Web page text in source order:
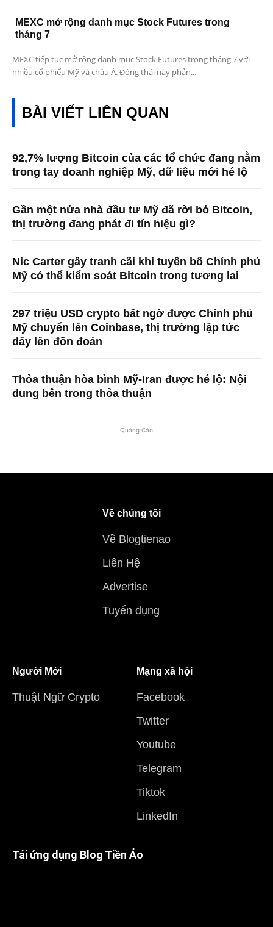
MEXC mở rộng danh mục Stock Futures trong
tháng 7
MEXC tiếp tục mở rộng danh mục Stock Futures trong tháng 7 với
nhiều cổ phiếu Mỹ và châu Á. Động thái này phản...
BÀI VIẾT LIÊN QUAN
92,7% lượng Bitcoin của các tổ chức đang nằm
trong tay doanh nghiệp Mỹ, dữ liệu mới hé lộ
Gần một nửa nhà đầu tư Mỹ đã rời bỏ Bitcoin,
thị trường đang phát đi tín hiệu gì?
Nic Carter gây tranh cãi khi tuyên bố Chính phủ
Mỹ có thể kiểm soát Bitcoin trong tương lai
297 triệu USD crypto bất ngờ được Chính phủ
Mỹ chuyển lên Coinbase, thị trường lập tức
dấy lên đồn đoán
Thỏa thuận hòa bình Mỹ-Iran được hé lộ: Nội
dung bên trong thỏa thuận
Quảng Cáo
Về chúng tôi
Về Blogtienao
Liên Hệ
Advertise
Tuyển dụng
Người Mới
Thuật Ngữ Crypto
Mạng xã hội
Facebook
Twitter
Youtube
Telegram
Tiktok
LinkedIn
Tải ứng dụng Blog Tiền Ảo